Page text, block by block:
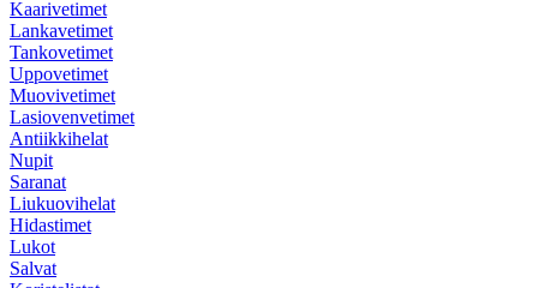
Kaarivetimet
Lankavetimet
Tankovetimet
Uppovetimet
Muovivetimet
Lasiovenvetimet
Antiikkihelat
Nupit
Saranat
Liukuovihelat
Hidastimet
Lukot
Salvat